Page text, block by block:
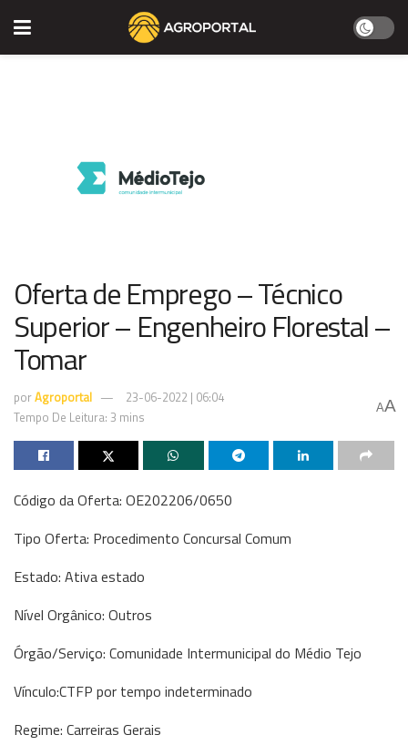
Oferta de Emprego – Técnico
Superior – Engenheiro Florestal –
Tomar
porAgroportal
23-06-2022 | 06:04
Tempo De Leitura: 3 mins
AA
Código da Oferta: OE202206/0650
Tipo Oferta: Procedimento Concursal Comum
Estado: Ativa estado
Nível Orgânico: Outros
Órgão/Serviço: Comunidade Intermunicipal do Médio Tejo
Vínculo:CTFP por tempo indeterminado
Regime: Carreiras Gerais